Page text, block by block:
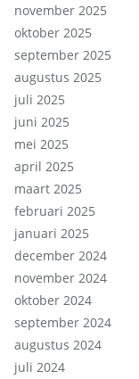
november 2025
oktober 2025
september 2025
augustus 2025
juli 2025
juni 2025
mei 2025
april 2025
maart 2025
februari 2025
januari 2025
december 2024
november 2024
oktober 2024
september 2024
augustus 2024
juli 2024